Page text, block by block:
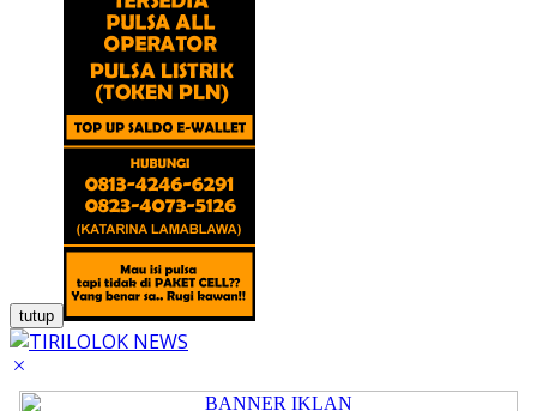
tutup